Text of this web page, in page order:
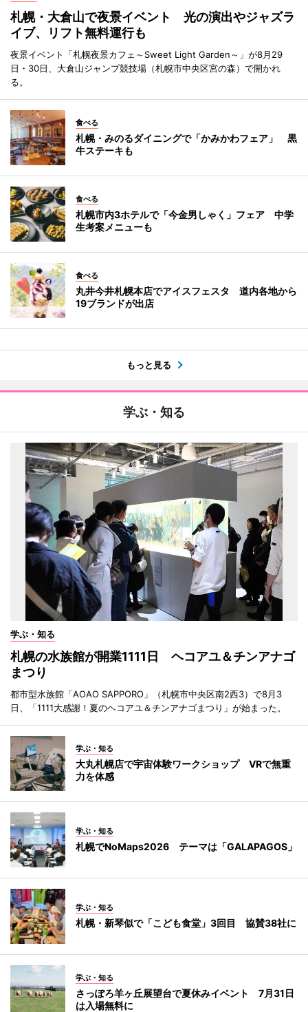
札幌・大倉山で夜景イベント 光の演出やジャズラ
イブ、リフト無料運行も
夜景イベント「札幌夜景カフェ～Sweet Light Garden～」が8月29
日・30日、大倉山ジャンプ競技場（札幌市中央区宮の森）で開かれ
る。
食べる
札幌・みのるダイニングで「かみかわフェア」 黒
牛ステーキも
食べる
札幌市内3ホテルで「今金男しゃく」フェア 中学
生考案メニューも
食べる
丸井今井札幌本店でアイスフェスタ 道内各地から
19ブランドが出店
もっと見る
学ぶ・知る
学ぶ・知る
札幌の水族館が開業1111日 ヘコアユ＆チンアナゴ
まつり
都市型水族館「AOAO SAPPORO」（札幌市中央区南2西3）で8月3
日、「1111大感謝！夏のヘコアユ＆チンアナゴまつり」が始まった。
学ぶ・知る
大丸札幌店で宇宙体験ワークショップ VRで無重
力を体感
学ぶ・知る
札幌でNoMaps2026 テーマは「GALAPAGOS」
学ぶ・知る
札幌・新琴似で「こども食堂」3回目 協賛38社に
学ぶ・知る
さっぽろ羊ヶ丘展望台で夏休みイベント 7月31日
は入場無料に